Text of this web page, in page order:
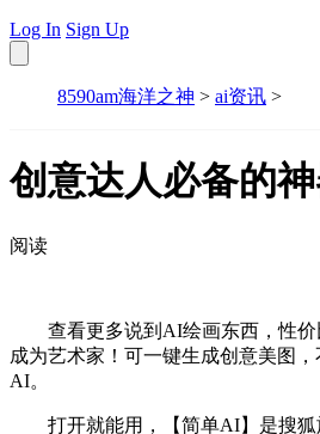
Log In Sign Up
8590am海洋之神 > ai资讯 >
创意达人必备的
阅读
查看更多说到AI绘画东西，性价
成为艺术家！可一键生成创意美图
AI。
打开就能用，【简单AI】是搜狐